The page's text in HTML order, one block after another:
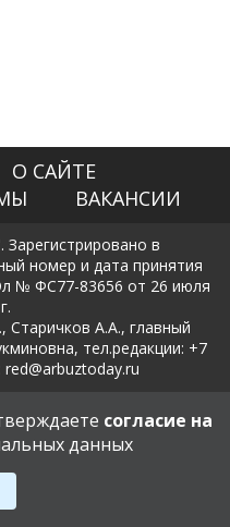
О САЙТЕ
ВАКАНСИИ
в
номер и дата принятия
№ ФС77-83656 от 26 июля
А.А., главный
тел.редакции: +7
и защиты персональных
согласие на
данных